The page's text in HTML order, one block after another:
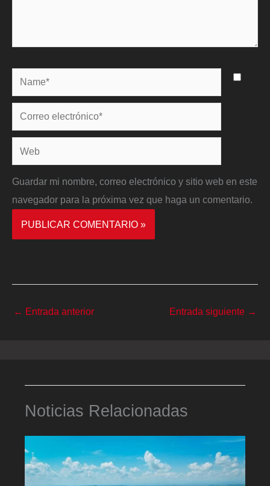
Name*
Correo
electrónico*
Web
Guardar mi nombre, correo electrónico y sitio web en este
navegador para la próxima vez que haga un comentario.
← Entrada anterior Entrada siguiente →
Noticias Relacionadas